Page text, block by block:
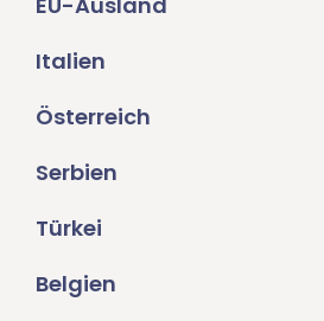
Italien
Österreich
Serbien
Türkei
Belgien